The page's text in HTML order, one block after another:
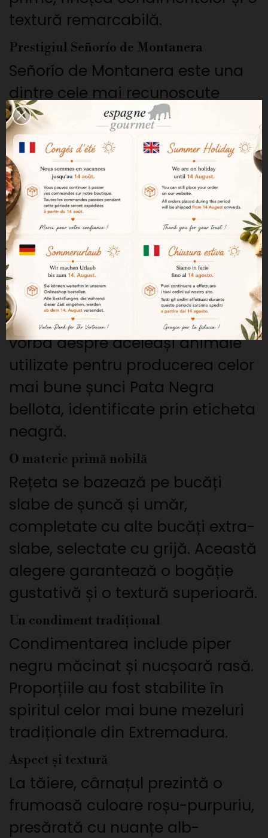
textură remarcabilă.
Prestigiul Señorío de Montanera
Señorío de Montanera este una
dintre cele mai recunoscute
case din universul iberic
premium. exigențele sale în
materie de creștere, selecție și
producție artizanală o fac o
valoare sigură pentru amatorii
exigenți.
O origine 100% iberică bellota
Acest cârnat provine de la porci
de rasă pură iberică, crescuți în
libertate și hrăniți cu ghinde. Este
vorba despre aceleași animale
utilizate pentru producerea celor
mai bune șunci Pata Negra
bellota, identificate prin eticheta
neagră.
O materie primă nobilă
Rețeta se bazează pe bucăți
slabe de șuncă și umăr,
completate cu alte bucăți extra-
slabe, selectate cu grijă. Această
alegere garantează o bogăție
gustativă și o textură superioară.
Un condiment tradițional
Condimentarea include piper
negru măcinat și nucșoară rasă.
Proporțiile au fost stabilite în
spiritul celor mai bune mezeluri
tradiționale din Extremadura.
Aspect și textură
La tăiere, cârnațul prezintă o
frumoasă culoare roșu-purpuriu,
presărată cu nuanțe alb-